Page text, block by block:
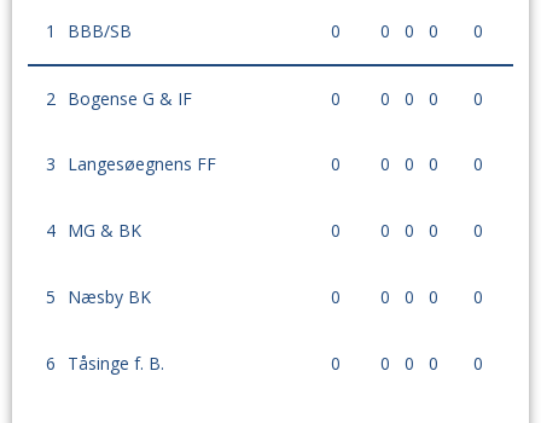
1 BBB/SB 0 0 0 0 0
2 Bogense G & IF 0 0 0 0 0
3 Langesøegnens FF 0 0 0 0 0
4 MG & BK 0 0 0 0 0
5 Næsby BK 0 0 0 0 0
6 Tåsinge f. B. 0 0 0 0 0